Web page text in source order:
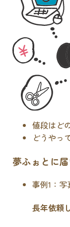
値段はど
どうやっ
夢ふぉとに
事例1：写
長年依頼